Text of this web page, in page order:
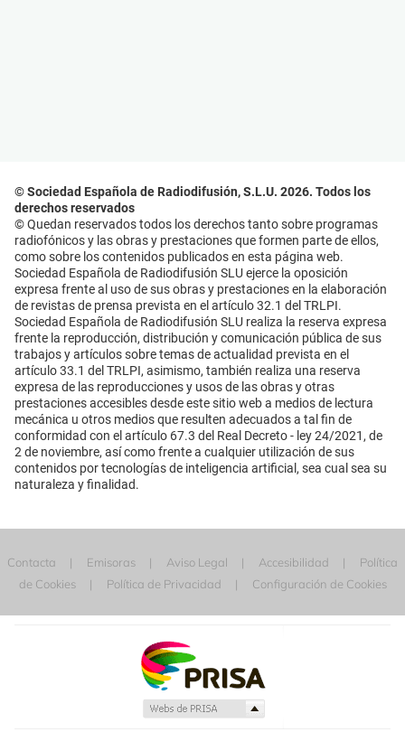
© Sociedad Española de Radiodifusión, S.L.U. 2026. Todos los
derechos reservados
© Quedan reservados todos los derechos tanto sobre programas
radiofónicos y las obras y prestaciones que formen parte de ellos,
como sobre los contenidos publicados en esta página web.
Sociedad Española de Radiodifusión SLU ejerce la oposición
expresa frente al uso de sus obras y prestaciones en la elaboración
de revistas de prensa prevista en el artículo 32.1 del TRLPI.
Sociedad Española de Radiodifusión SLU realiza la reserva expresa
frente la reproducción, distribución y comunicación pública de sus
trabajos y artículos sobre temas de actualidad prevista en el
artículo 33.1 del TRLPI, asimismo, también realiza una reserva
expresa de las reproducciones y usos de las obras y otras
prestaciones accesibles desde este sitio web a medios de lectura
mecánica u otros medios que resulten adecuados a tal fin de
conformidad con el artículo 67.3 del Real Decreto - ley 24/2021, de
2 de noviembre, así como frente a cualquier utilización de sus
contenidos por tecnologías de inteligencia artificial, sea cual sea su
naturaleza y finalidad.
Contacta Emisoras Aviso Legal Accesibilidad
Política
de Cookies
Política de Privacidad Configuración de Cookies